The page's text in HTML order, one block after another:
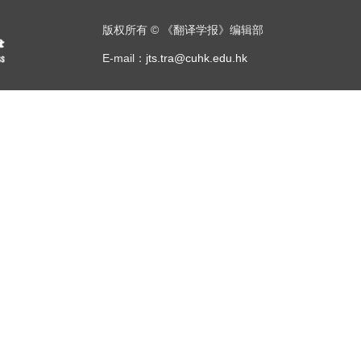
版权所有 © 《翻译学报》编辑部
E-mail： jts.tra@cuhk.edu.hk